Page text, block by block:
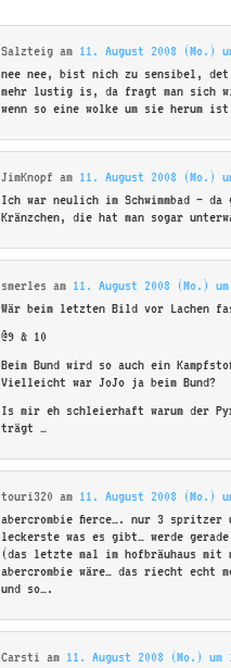
Salzteig am 11. August 2008 (Mo.)
nee nee, bist nich zu sensibel,
mehr lustig is, da fragt man sich
wenn so eine wolke um sie herum ist
JimKnopf am 11. August 2008 (Mo.)
Ich war neulich im Schwimmbad – da
Kränzchen, die hat man sogar
smerles am 11. August 2008 (Mo.)
Wär beim letzten Bild vor Lachen
@9 & 10
Beim Bund wird so auch ein
Vielleicht war JoJo ja beim Bund?
Is mir eh schleierhaft warum der
trägt …
touri320 am 11. August 2008 (Mo.)
abercrombie fierce…. nur 3 spritzer
leckerste was es gibt… werde
(das letzte mal im hofbräuhaus mit
abercrombie wäre… das riecht echt
und so….
Carsti am 11. August 2008 (Mo.) um